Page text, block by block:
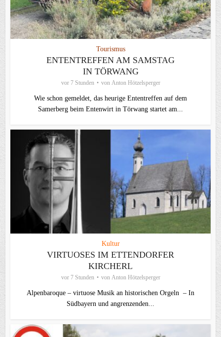
Tourismus
ENTENTREFFEN AM SAMSTAG
IN TÖRWANG
vor 7 Stunden von Anton Hötzelsperger
Wie schon gemeldet, das heurige Ententreffen auf dem
Samerberg beim Entenwirt in Törwang startet am...
Kultur
VIRTUOSES IM ETTENDORFER
KIRCHERL
vor 7 Stunden von Anton Hötzelsperger
Alpenbaroque – virtuose Musik an historischen Orgeln – In
Südbayern und angrenzenden...